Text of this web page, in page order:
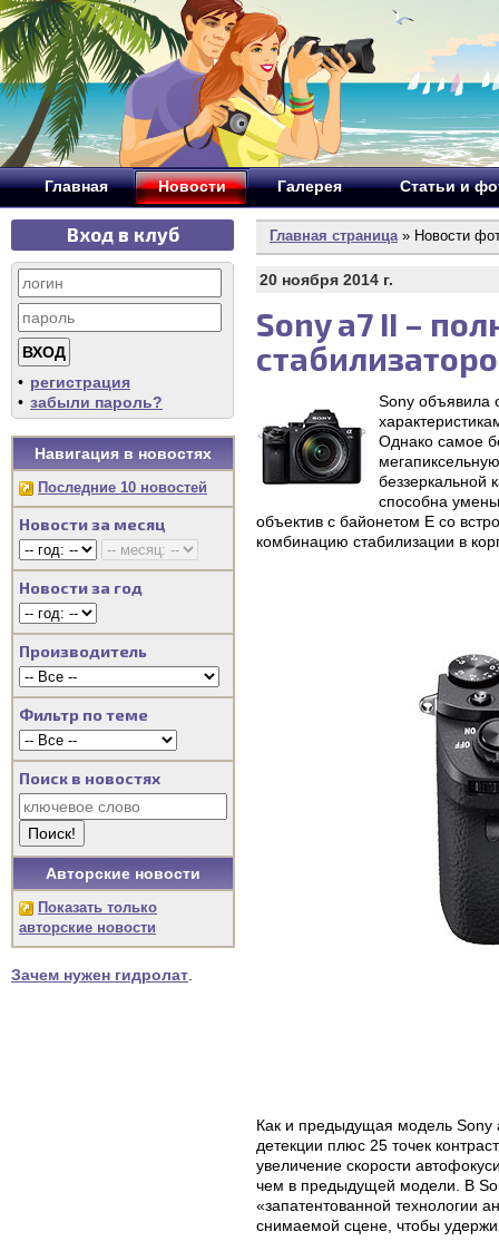
Главная Новости Галерея Статьи и
Вход в клуб
• регистрация
• забыли пароль?
Навигация в новостях
Последние 10 новостей
Новости за месяц
Новости за год
Производитель
Фильтр по теме
Поиск в новостях
Авторские новости
Показать только
авторские новости
Зачем нужен гидролат
Главная страница» Новости
20 ноября 2014 г.
Sony a7 II –
Sony объявила
Однако самое
беззеркальной
способна
объектив с байонетом E со
комбинацию стабилизации в
Как и предыдущая модель Sony
детекции плюс 25 точек
увеличение скорости
чем в предыдущей модели. В
«запатентованной технологии
снимаемой сцене, чтобы